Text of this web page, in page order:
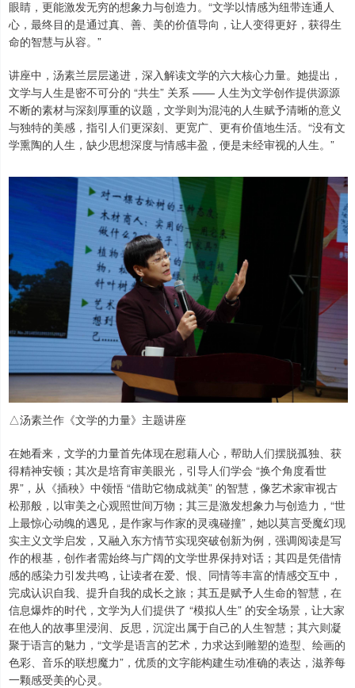
眼睛，更能激发无穷的想象力与创造力。“文学以情感为纽带连通人
心，最终目的是通过真、善、美的价值导向，让人变得更好，获得生
命的智慧与从容。”
讲座中，汤素兰层层递进，深入解读文学的六大核心力量。她提出，
文学与人生是密不可分的 “共生” 关系 —— 人生为文学创作提供源源
不断的素材与深刻厚重的议题，文学则为混沌的人生赋予清晰的意义
与独特的美感，指引人们更深刻、更宽广、更有价值地生活。“没有文
学熏陶的人生，缺少思想深度与情感丰盈，便是未经审视的人生。”
△汤素兰作《文学的力量》主题讲座
在她看来，文学的力量首先体现在慰藉人心，帮助人们摆脱孤独、获
得精神安顿；其次是培育审美眼光，引导人们学会 “换个角度看世
界”，从《插秧》中领悟 “借助它物成就美” 的智慧，像艺术家审视古
松那般，以审美之心观照世间万物；其三是激发想象力与创造力，“世
上最惊心动魄的遇见，是作家与作家的灵魂碰撞”，她以莫言受魔幻现
实主义文学启发，又融入东方情节实现突破创新为例，强调阅读是写
作的根基，创作者需始终与广阔的文学世界保持对话；其四是凭借情
感的感染力引发共鸣，让读者在爱、恨、同情等丰富的情感交互中，
完成认识自我、提升自我的成长之旅；其五是赋予人生命的智慧，在
信息爆炸的时代，文学为人们提供了 “模拟人生” 的安全场景，让大家
在他人的故事里浸润、反思，沉淀出属于自己的人生智慧；其六则凝
聚于语言的魅力，“文学是语言的艺术，力求达到雕塑的造型、绘画的
色彩、音乐的联想魔力”，优质的文字能构建生动准确的表达，滋养每
一颗感受美的心灵。